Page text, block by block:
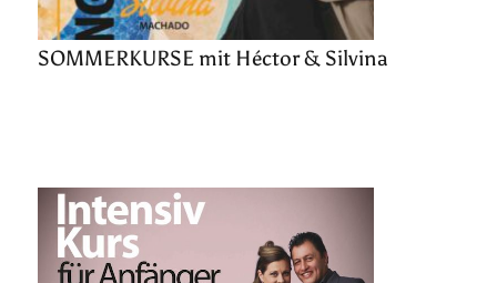
SOMMERKURSE mit Héctor & Silvina